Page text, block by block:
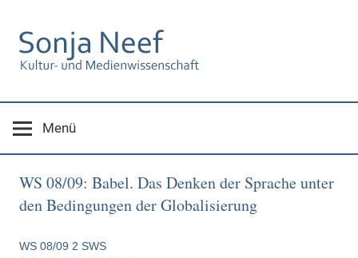
Inhalt
springen
Menü
WS 08/09: Babel. Das Denken der Sprache unter
den Bedingungen der Globalisierung
WS 08/09 2 SWS